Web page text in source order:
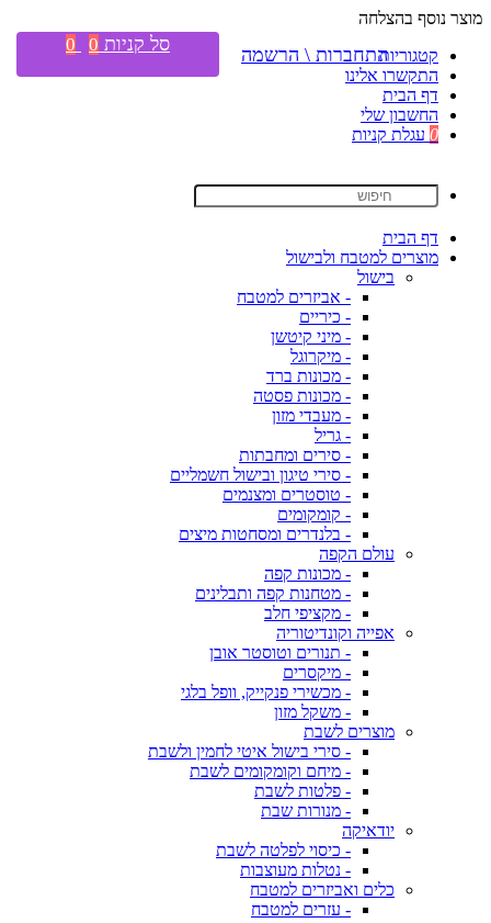
מוצר נוסף בהצלחה
קטגוריות
התקשרו אלינו
דף הבית
החשבון שלי
0 עגלת קניות
דף הבית
מוצרים למטבח ולבישול
בישול
- אביזרים למטבח
- כיריים
- מיני קיטשן
- מיקרוגל
- מכונות ברד
- מכונות פסטה
- מעבדי מזון
- גריל
- סירים ומחבתות
- סירי טיגון ובישול חשמליים
- טוסטרים ומצנמים
- קומקומים
- בלנדרים ומסחטות מיצים
עולם הקפה
- מכונות קפה
- מטחנות קפה ותבלינים
- מקציפי חלב
אפייה וקונדיטוריה
- תנורים וטוסטר אובן
- מיקסרים
- מכשירי פנקייק, וופל בלגי
- משקל מזון
מוצרים לשבת
- סירי בישול איטי לחמין ולשבת
- מיחם וקומקומים לשבת
- פלטות לשבת
- מנורות שבת
יודאיקה
- כיסוי לפלטה לשבת
- נטלות מעוצבות
כלים ואביזרים למטבח
- עזרים למטבח
התחברות \ הרשמה סל קניות 0
0